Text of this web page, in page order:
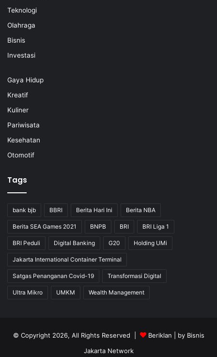
Teknologi
Olahraga
Bisnis
Investasi
Gaya Hidup
Kreatif
Kuliner
Pariwisata
Kesehatan
Otomotif
Tags
bank bjb BBRI Berita Hari Ini Berita NBA
Berita SEA Games 2021 BNPB BRI BRI Liga 1
BRI Peduli Digital Banking G20 Holding UMi
Jakarta International Container Terminal
Satgas Penanganan Covid-19 Transformasi Digital
Ultra Mikro UMKM Wealth Management
© Copyright 2026, All Rights Reserved | Beriklan | by Bisnis
Jakarta Network